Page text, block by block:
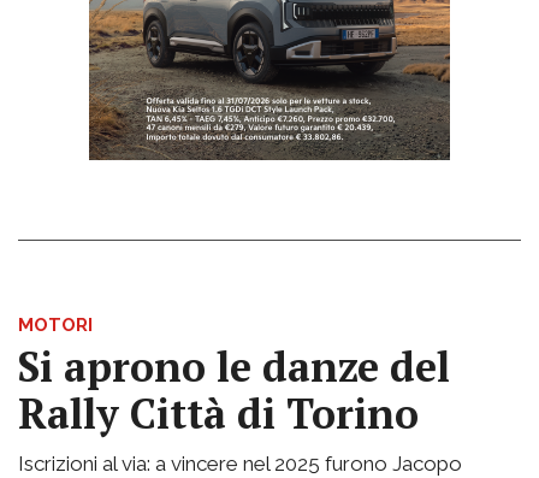
MOTORI
Si aprono le danze del
Rally Città di Torino
Iscrizioni al via: a vincere nel 2025 furono Jacopo